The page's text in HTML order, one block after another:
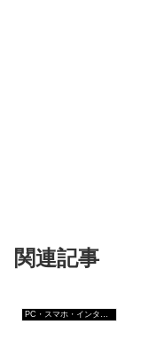
関連記事